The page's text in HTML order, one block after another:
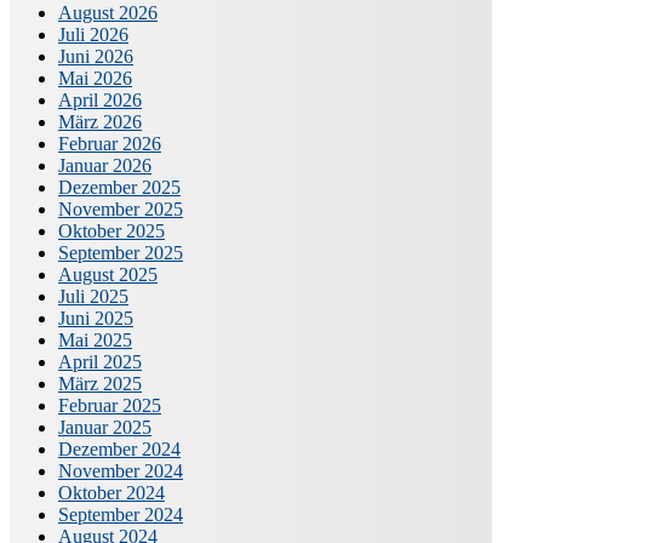
August 2026
Juli 2026
Juni 2026
Mai 2026
April 2026
März 2026
Februar 2026
Januar 2026
Dezember 2025
November 2025
Oktober 2025
September 2025
August 2025
Juli 2025
Juni 2025
Mai 2025
April 2025
März 2025
Februar 2025
Januar 2025
Dezember 2024
November 2024
Oktober 2024
September 2024
August 2024